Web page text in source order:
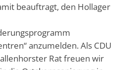
beauftragt, den Hollager
anzumelden. Als CDU
Rat freuen wir